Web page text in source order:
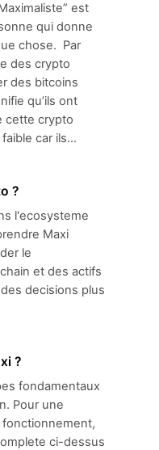
est
qui donne
chose. Par
des crypto
des bitcoins
qu’ils ont
cette crypto
car ils...
?
l'ecosysteme
Maxi
le
et des actifs
decisions plus
?
fondamentaux
Pour une
ci-dessus